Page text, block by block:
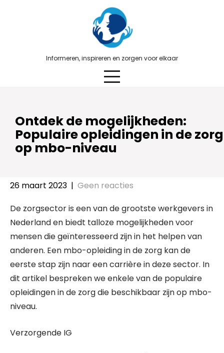
Informeren, inspireren en zorgen voor elkaar
Ontdek de mogelijkheden:
Populaire opleidingen in de zorg
op mbo-niveau
26 maart 2023 | Geen reacties
De zorgsector is een van de grootste werkgevers in
Nederland en biedt talloze mogelijkheden voor
mensen die geïnteresseerd zijn in het helpen van
anderen. Een mbo-opleiding in de zorg kan de
eerste stap zijn naar een carrière in deze sector. In
dit artikel bespreken we enkele van de populaire
opleidingen in de zorg die beschikbaar zijn op mbo-
niveau.
Verzorgende IG